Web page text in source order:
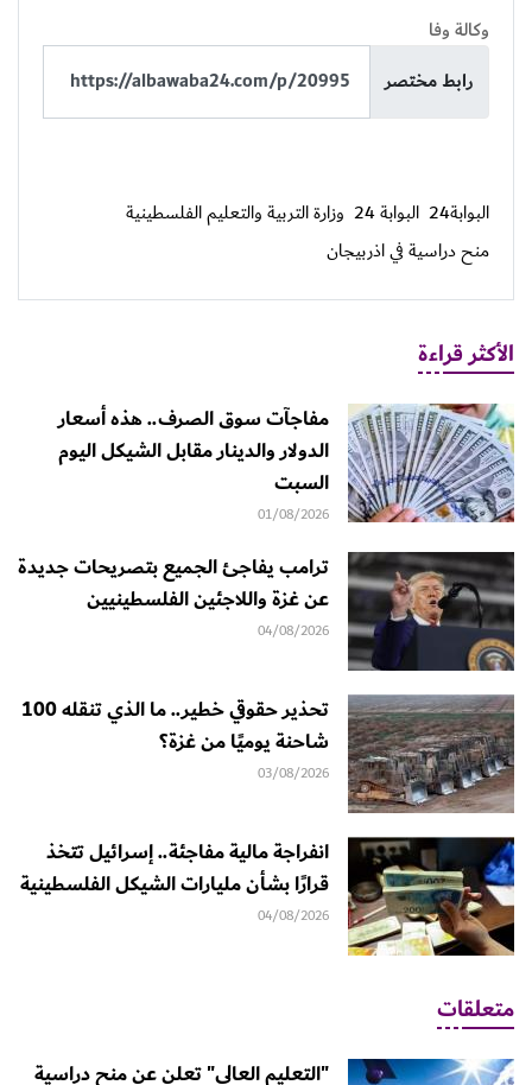
وكالة وفا
رابط مختصر
البوابة24 البوابة 24
وزارة التربية والتعليم الفلسطينية
منح دراسية في اذربيجان
الأكثر قراءة
مفاجآت سوق الصرف.. هذه أسعار
الدولار والدينار مقابل الشيكل اليوم
السبت
01/08/2026
ترامب يفاجئ الجميع بتصريحات جديدة
عن غزة واللاجئين الفلسطينيين
04/08/2026
تحذير حقوقي خطير.. ما الذي تنقله 100
شاحنة يوميًا من غزة؟
03/08/2026
انفراجة مالية مفاجئة.. إسرائيل تتخذ
قرارًا بشأن مليارات الشيكل الفلسطينية
04/08/2026
متعلقات
"التعليم العالي" تعلن عن منح دراسية